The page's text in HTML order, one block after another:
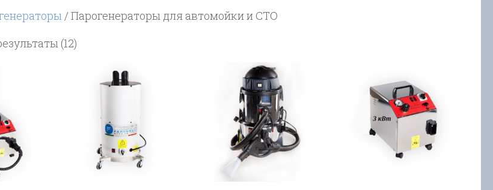
/ Парогенераторы для автомойки и СТО
(12)
возрастанию